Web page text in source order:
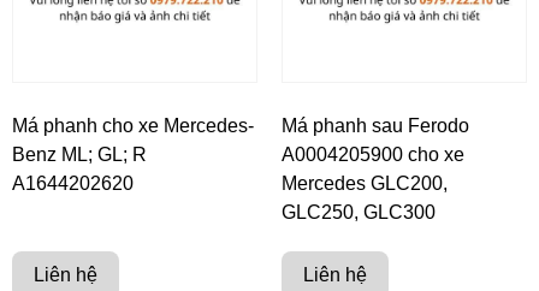
Má phanh cho xe Mercedes-
Benz ML; GL; R
A1644202620
Liên hệ
Má phanh sau Ferodo
A0004205900 cho xe
Mercedes GLC200,
GLC250, GLC300
Liên hệ